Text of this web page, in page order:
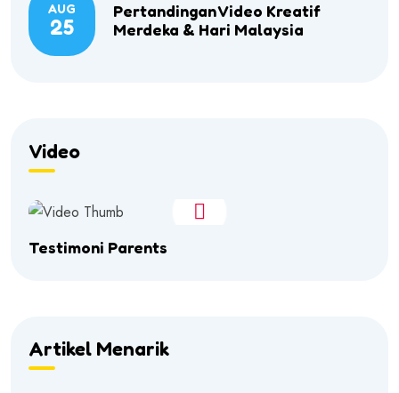
AUG
25
Pertandingan Video Kreatif
Merdeka & Hari Malaysia
Video
Testimoni Parents
Artikel Menarik